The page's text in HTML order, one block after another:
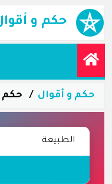
حكم و
حكم و أقوال حكم